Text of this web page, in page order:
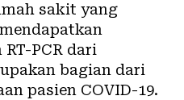
sakit yang
PCR dari
bagian dari
pasien COVID-19.